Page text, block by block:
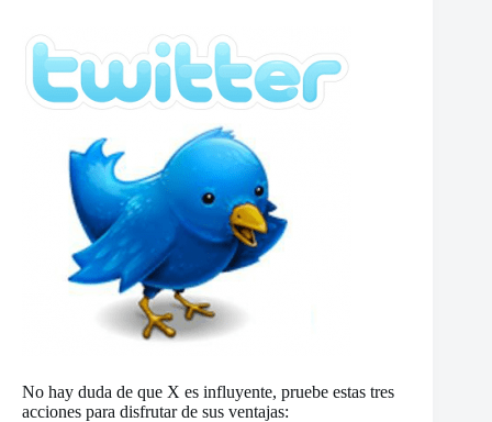
No hay duda de que X es influyente, pruebe estas tres
acciones para disfrutar de sus ventajas: